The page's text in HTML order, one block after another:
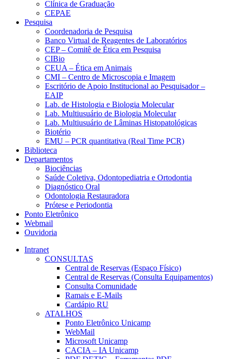
Clínica de Graduação
CEPAE
Pesquisa
Coordenadoria de Pesquisa
Banco Virtual de Reagentes de Laboratórios
CEP – Comitê de Ética em Pesquisa
CIBio
CEUA – Ética em Animais
CMI – Centro de Microscopia e Imagem
Escritório de Apoio Institucional ao Pesquisador –
EAIP
Lab. de Histologia e Biologia Molecular
Lab. Multiusuário de Biologia Molecular
Lab. Multiusuário de Lâminas Histopatológicas
Biotério
EMU – PCR quantitativa (Real Time PCR)
Biblioteca
Departamentos
Biociências
Saúde Coletiva, Odontopediatria e Ortodontia
Diagnóstico Oral
Odontologia Restauradora
Prótese e Periodontia
Ponto Eletrônico
Webmail
Ouvidoria
Intranet
CONSULTAS
Central de Reservas (Espaço Físico)
Central de Reservas (Consulta Equipamentos)
Consulta Comunidade
Ramais e E-Mails
Cardápio RU
ATALHOS
Ponto Eletrônico Unicamp
WebMail
Microsoft Unicamp
CACIA – IA Unicamp